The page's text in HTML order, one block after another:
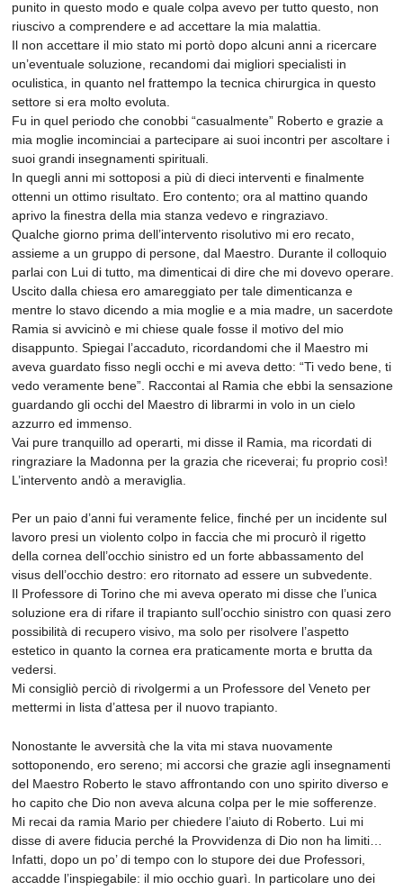
punito in questo modo e quale colpa avevo per tutto questo, non
riuscivo a comprendere e ad accettare la mia malattia.
Il non accettare il mio stato mi portò dopo alcuni anni a ricercare
un’eventuale soluzione, recandomi dai migliori specialisti in
oculistica, in quanto nel frattempo la tecnica chirurgica in questo
settore si era molto evoluta.
Fu in quel periodo che conobbi “casualmente” Roberto e grazie a
mia moglie incominciai a partecipare ai suoi incontri per ascoltare i
suoi grandi insegnamenti spirituali.
In quegli anni mi sottoposi a più di dieci interventi e finalmente
ottenni un ottimo risultato. Ero contento; ora al mattino quando
aprivo la finestra della mia stanza vedevo e ringraziavo.
Qualche giorno prima dell’intervento risolutivo mi ero recato,
assieme a un gruppo di persone, dal Maestro. Durante il colloquio
parlai con Lui di tutto, ma dimenticai di dire che mi dovevo operare.
Uscito dalla chiesa ero amareggiato per tale dimenticanza e
mentre lo stavo dicendo a mia moglie e a mia madre, un sacerdote
Ramia si avvicinò e mi chiese quale fosse il motivo del mio
disappunto. Spiegai l’accaduto, ricordandomi che il Maestro mi
aveva guardato fisso negli occhi e mi aveva detto: “Ti vedo bene, ti
vedo veramente bene”. Raccontai al Ramia che ebbi la sensazione
guardando gli occhi del Maestro di librarmi in volo in un cielo
azzurro ed immenso.
Vai pure tranquillo ad operarti, mi disse il Ramia, ma ricordati di
ringraziare la Madonna per la grazia che riceverai; fu proprio così!
L’intervento andò a meraviglia.
Per un paio d’anni fui veramente felice, finché per un incidente sul
lavoro presi un violento colpo in faccia che mi procurò il rigetto
della cornea dell’occhio sinistro ed un forte abbassamento del
visus dell’occhio destro: ero ritornato ad essere un subvedente.
Il Professore di Torino che mi aveva operato mi disse che l’unica
soluzione era di rifare il trapianto sull’occhio sinistro con quasi zero
possibilità di recupero visivo, ma solo per risolvere l’aspetto
estetico in quanto la cornea era praticamente morta e brutta da
vedersi.
Mi consigliò perciò di rivolgermi a un Professore del Veneto per
mettermi in lista d’attesa per il nuovo trapianto.
Nonostante le avversità che la vita mi stava nuovamente
sottoponendo, ero sereno; mi accorsi che grazie agli insegnamenti
del Maestro Roberto le stavo affrontando con uno spirito diverso e
ho capito che Dio non aveva alcuna colpa per le mie sofferenze.
Mi recai da ramia Mario per chiedere l’aiuto di Roberto. Lui mi
disse di avere fiducia perché la Provvidenza di Dio non ha limiti…
Infatti, dopo un po’ di tempo con lo stupore dei due Professori,
accadde l’inspiegabile: il mio occhio guarì. In particolare uno dei